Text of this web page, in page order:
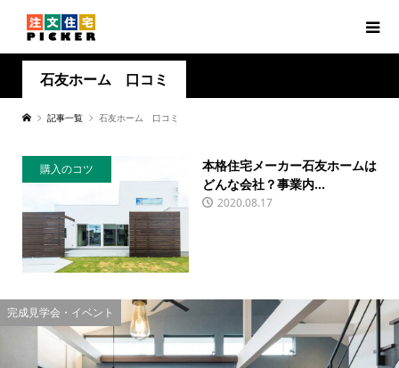
石友ホーム 口コミ
記事一覧 石友ホーム 口コミ
購入のコツ
本格住宅メーカー石友ホームは
どんな会社？事業内...
2020.08.17
完成見学会・イベント